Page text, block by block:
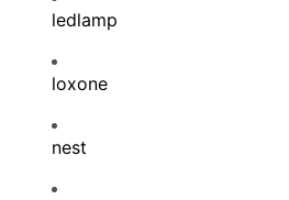
ledlamp
loxone
nest